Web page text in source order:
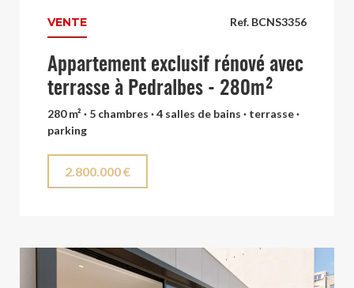
Ref. BCNS3356
VENTE
Appartement exclusif rénové avec
terrasse à Pedralbes - 280m²
280 m² · 5 chambres · 4 salles de bains · terrasse ·
parking
2.800.000 €